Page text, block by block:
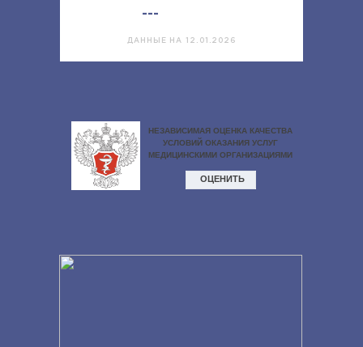
---
ДАННЫЕ НА 12.01.2026